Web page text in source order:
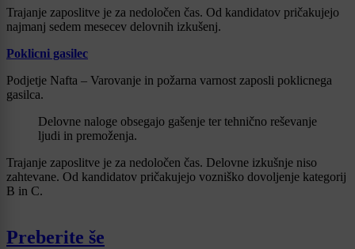
Trajanje zaposlitve je za nedoločen čas. Od kandidatov pričakujejo
najmanj sedem mesecev delovnih izkušenj.
Poklicni gasilec
Podjetje Nafta – Varovanje in požarna varnost zaposli poklicnega
gasilca.
Delovne naloge obsegajo gašenje ter tehnično reševanje
ljudi in premoženja.
Trajanje zaposlitve je za nedoločen čas. Delovne izkušnje niso
zahtevane. Od kandidatov pričakujejo vozniško dovoljenje kategorij
B in C.
Preberite še